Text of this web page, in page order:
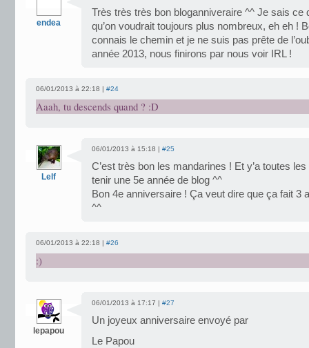
endea
Très très très bon bloganniveraire ^^ Je sais ce
qu’on voudrait toujours plus nombreux, eh eh !
connais le chemin et je ne suis pas prête de
année 2013, nous finirons par nous voir IRL !
06/01/2013 à 22:18 | #24
Aaah, tu descends quand ? :D
Lelf
06/01/2013 à 15:18 | #25
C’est très bon les mandarines ! Et y’a toutes
tenir une 5e année de blog ^^
Bon 4e anniversaire ! Ça veut dire que ça fait 3
^^
06/01/2013 à 22:18 | #26
:)
lepapou
06/01/2013 à 17:17 | #27
Un joyeux anniversaire envoyé par
Le Papou